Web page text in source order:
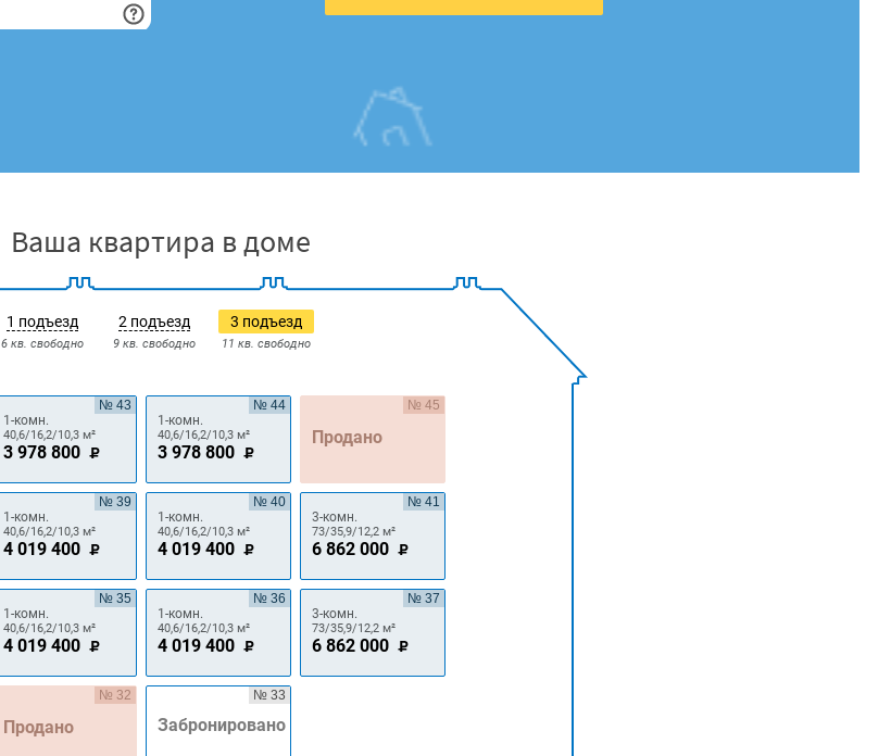
Ваша квартира в доме
1 подъезд
6 кв. свободно
2 подъезд
9 кв. свободно
3 подъезд
11 кв. свободно
№ 43
1-комн.
40,6/16,2/10,3 м²
3 978 800
№ 44
1-комн.
40,6/16,2/10,3 м²
3 978 800
№ 45
Продано
№ 39
1-комн.
40,6/16,2/10,3 м²
4 019 400
№ 40
1-комн.
40,6/16,2/10,3 м²
4 019 400
№ 41
3-комн.
73/35,9/12,2 м²
6 862 000
№ 35
1-комн.
40,6/16,2/10,3 м²
4 019 400
№ 36
1-комн.
40,6/16,2/10,3 м²
4 019 400
№ 37
3-комн.
73/35,9/12,2 м²
6 862 000
№ 32
Продано
№ 33
Забронировано